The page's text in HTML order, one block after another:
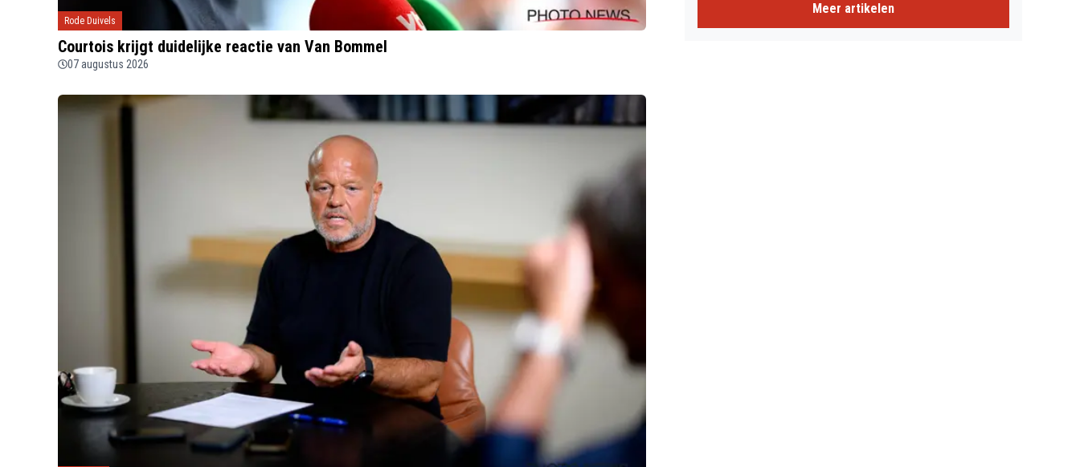
Rode Duivels
Courtois krijgt duidelijke reactie van Van Bommel
07 augustus 2026
Meer artikelen